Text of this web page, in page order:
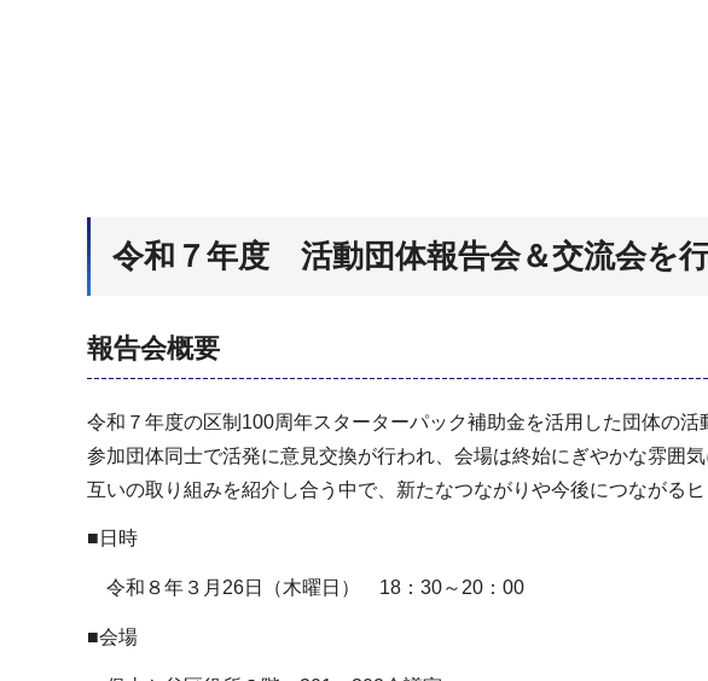
令和７年度 活動団体報告会＆交流会を
報告会概要
令和７年度の区制100周年スターターパック補助金を活用した団体の
参加団体同士で活発に意見交換が行われ、会場は終始にぎやかな雰囲気
互いの取り組みを紹介し合う中で、新たなつながりや今後につながるヒ
■日時
令和８年３月26日（木曜日） 18：30～20：00
■会場